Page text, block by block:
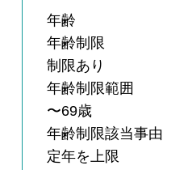
年齢
年齢制限
制限あり
年齢制限範囲
〜69歳
年齢制限該当事由
定年を上限